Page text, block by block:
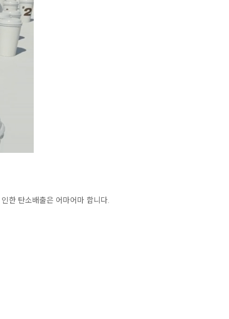
한 탄소배출은 어마어마 합니다.